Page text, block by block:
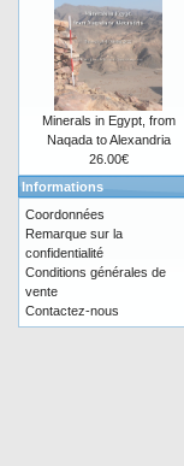
Minerals in Egypt, from
Naqada to Alexandria
26.00€
Informations
Coordonnées
Remarque sur la
confidentialité
Conditions générales de
vente
Contactez-nous